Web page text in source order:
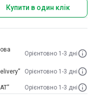
Купити в один клік
Орієнтовно 1-3 дні
Орієнтовно 1-3 дні
Орієнтовно 1-3 дні